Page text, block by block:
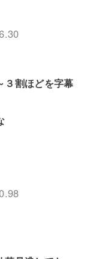
３割ほどを字幕